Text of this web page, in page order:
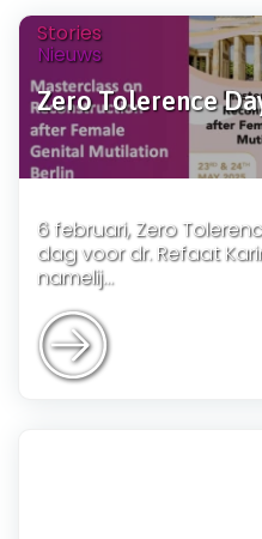
Stories
Nieuws
Zero Tolerence
6 februari, Zero
dag voor dr. Refaat
namelij...